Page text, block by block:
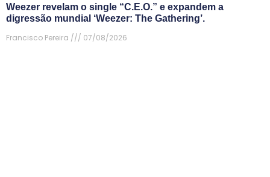
Weezer revelam o single “C.E.O.” e expandem a
digressão mundial ‘Weezer: The Gathering’.
Francisco Pereira
07/08/2026